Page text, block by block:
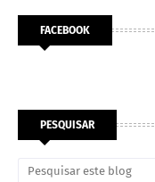
FACEBOOK
PESQUISAR